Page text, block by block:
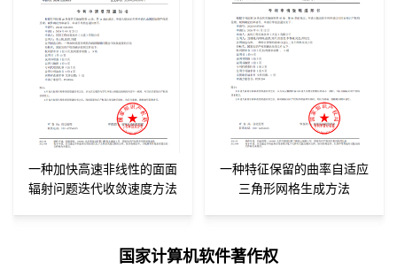
一种加快高速非线性的面面
辐射问题迭代收敛速度方法
一种特征保留的曲率自适应
三角形网格生成方法
国家计算机软件著作权